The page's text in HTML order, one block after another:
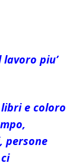
piu’
e coloro
persone